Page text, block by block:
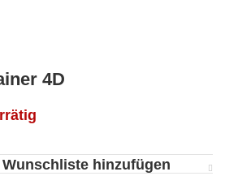
4D
hinzufügen